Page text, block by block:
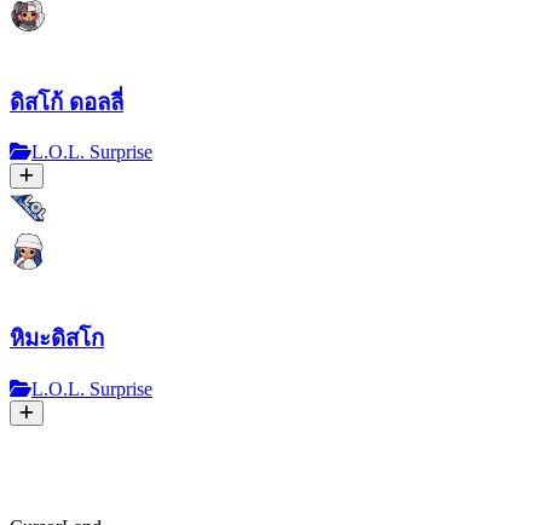
ดิสโก้ ดอลลี่
L.O.L. Surprise
หิมะดิสโก
L.O.L. Surprise